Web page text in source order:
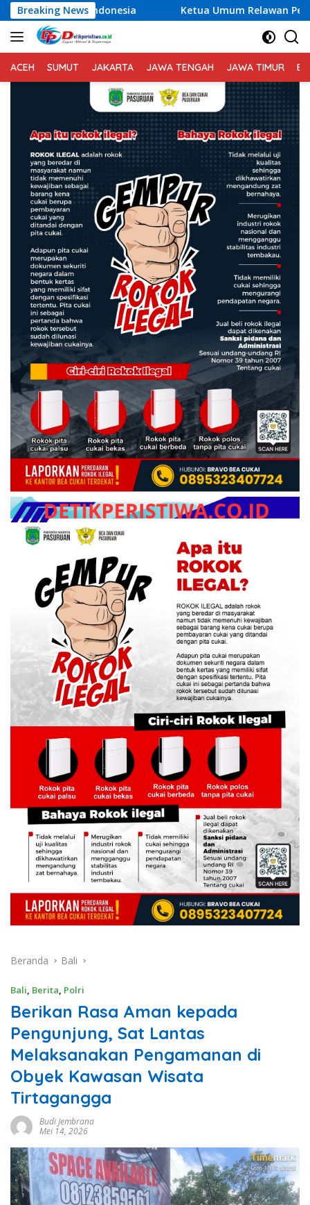
Langsung
ke
konten
Breaking News
Ketua Umum Relawan Peduli Rakyat Lintas Batas
ACEH SUMUT JAKARTA JAWA TENGAH JAWA TIMUR
Beranda Bali
Bali, Berita, Polri
Berikan Rasa Aman kepada
Pengunjung, Sat Lantas
Melaksanakan Pengamanan di
Obyek Kawasan Wisata
Tirtagangga
Budi Jembrana
Mei 14, 2026